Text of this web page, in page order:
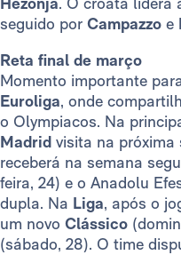
seguido por Campazzo e
Reta final de março
Momento importante
Euroliga, onde
o Olympiacos. Na
Madrid visita na próxima
receberá na semana
feira, 24) e o Anadolu
dupla. Na Liga, após o
um novo Clássico
(sábado, 28). O time